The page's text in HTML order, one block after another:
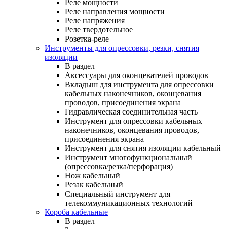
Реле мощности
Реле направления мощности
Реле напряжения
Реле твердотельное
Розетка-реле
Инструменты для опрессовки, резки, снятия
изоляции
В раздел
Аксессуары для оконцевателей проводов
Вкладыш для инструмента для опрессовки
кабельных наконечников, оконцевания
проводов, присоединения экрана
Гидравлическая соединительная часть
Инструмент для опрессовки кабельных
наконечников, оконцевания проводов,
присоединения экрана
Инструмент для снятия изоляции кабельный
Инструмент многофункциональный
(опрессовка/резка/перфорация)
Нож кабельный
Резак кабельный
Специальный инструмент для
телекоммуникационных технологий
Короба кабельные
В раздел